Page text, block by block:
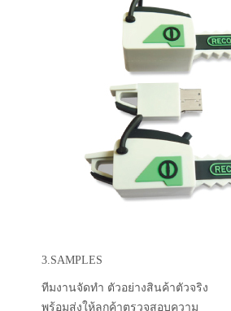
3.SAMPLES
ทีมงานจัดทำ ตัวอย่างสินค้าตัวจริง
พร้อมส่งให้ลูกค้าตรวจสอบความ